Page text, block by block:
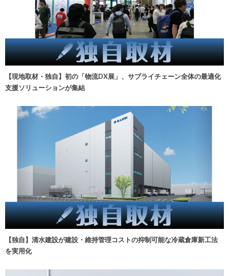
【現地取材・独自】初の「物流DX展」、サプライチェーン全体の最適化
支援ソリューションが集結
【独自】清水建設が建設・維持管理コストの抑制可能な冷蔵倉庫新工法
を実用化